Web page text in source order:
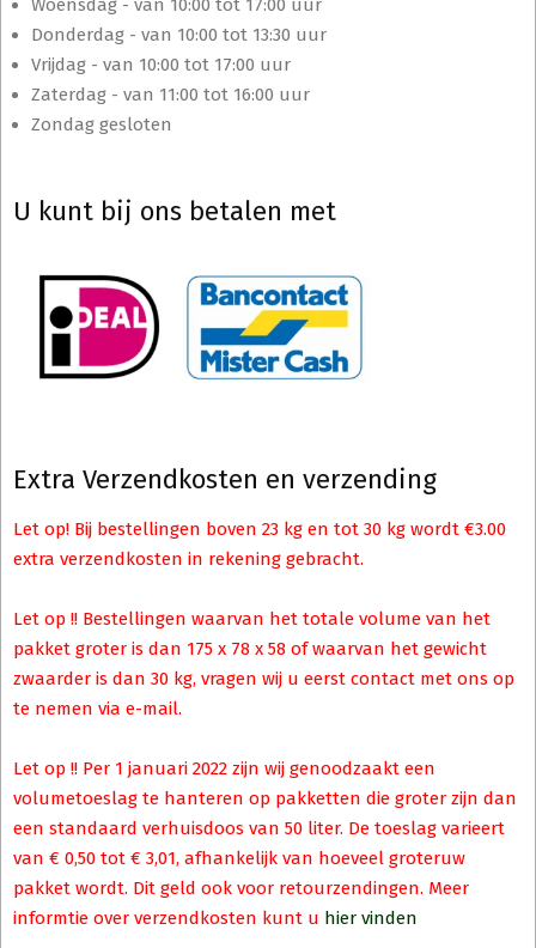
Woensdag - van 10:00 tot 17:00 uur
Donderdag - van 10:00 tot 13:30 uur
Vrijdag - van 10:00 tot 17:00 uur
Zaterdag - van 11:00 tot 16:00 uur
Zondag gesloten
U kunt bij ons betalen met
Extra Verzendkosten en verzending
Let op! Bij bestellingen boven 23 kg en tot 30 kg wordt €3.00
extra verzendkosten in rekening gebracht.
Let op !! Bestellingen waarvan het totale volume van het
pakket groter is dan 175 x 78 x 58 of waarvan het gewicht
zwaarder is dan 30 kg, vragen wij u eerst contact met ons op
te nemen via e-mail.
Let op !! Per 1 januari 2022 zijn wij genoodzaakt een
volumetoeslag te hanteren op pakketten die groter zijn dan
een standaard verhuisdoos van 50 liter. De toeslag varieert
van € 0,50 tot € 3,01, afhankelijk van hoeveel groteruw
pakket wordt. Dit geld ook voor retourzendingen. Meer
informtie over verzendkosten kunt u hier vinden